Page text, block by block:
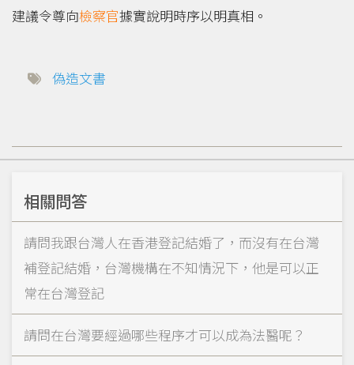
建議令尊向檢察官據實說明時序以明真相。
偽造文書
相關問答
請問我跟台灣人在香港登記結婚了，而沒有在台灣
補登記結婚，台灣機構在不知情況下，他是可以正
常在台灣登記
請問在台灣要經過哪些程序才可以成為法醫呢？